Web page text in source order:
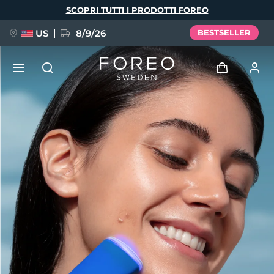
SCOPRI TUTTI I PRODOTTI FOREO
US 8/9/26 BESTSELLER
Accedi
Profilo utente
I miei dispositivi
I miei ordini
I miei indirizzi
I miei abbonamenti
NUOVO
FAQ™ Pure Beauty-Tech Elixir
BREAKING NEWS
issa™ Teeth Whitening Set
Lingua
English Deutsch
Español
Français
Português
Polski
Русский
Türkçe
简体中文 繁體中文